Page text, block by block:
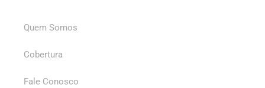
Quem Somos
Cobertura
Fale Conosco